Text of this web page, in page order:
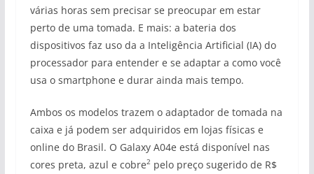
várias horas sem precisar se preocupar em estar
perto de uma tomada. E mais: a bateria dos
dispositivos faz uso da a Inteligência Artificial (IA) do
processador para entender e se adaptar a como você
usa o smartphone e durar ainda mais tempo.
Ambos os modelos trazem o adaptador de tomada na
caixa e já podem ser adquiridos em lojas físicas e
online do Brasil. O Galaxy A04e está disponível nas
cores preta, azul e cobre2pelo preço sugerido de R$